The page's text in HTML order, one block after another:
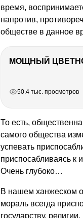
время,
напротив,
обществе в данное
МОЩНЫЙ
50.4 тыс. просмотров
То есть,
самого общества
успевать
приспосабливаясь к
Очень глубоко…
В нашем ханжеском
мораль всегда
государству,